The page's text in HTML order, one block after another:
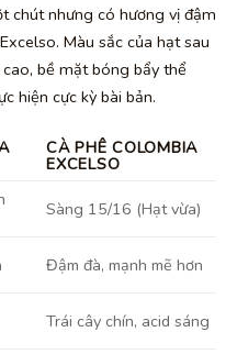
chút nhưng có hương vị đậm
Màu sắc của hạt sau
bề mặt bóng bẩy thể
hiện cực kỳ bài bản.
CÀ PHÊ COLOMBIA
EXCELSO
Sàng 15/16 (Hạt vừa)
Đậm đà, mạnh mẽ hơn
Trái cây chín, acid sáng